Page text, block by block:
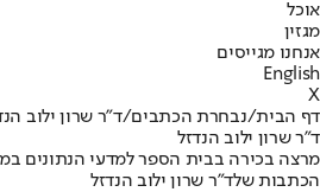
אוכל
מגזין
אנחנו מגייסים
English
X
דף הבית/נבחרת הכתבים/ד"ר שרון ילוב
ד"ר שרון ילוב הנדזל
מרצה בכירה בבית הספר למדעי הנתונים
הכתבות שלד"ר שרון ילוב הנדזל